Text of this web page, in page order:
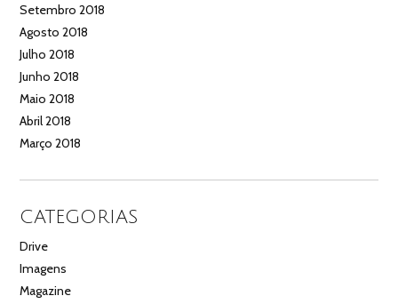
Setembro 2018
Agosto 2018
Julho 2018
Junho 2018
Maio 2018
Abril 2018
Março 2018
CATEGORIAS
Drive
Imagens
Magazine